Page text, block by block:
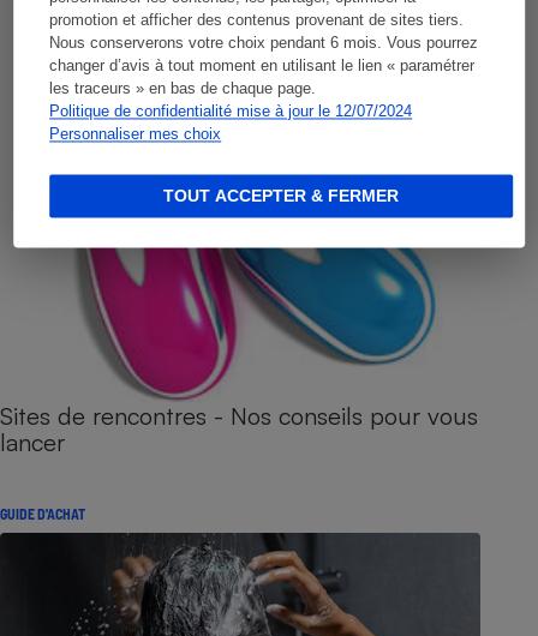
promotion et afficher des contenus provenant de sites tiers.
Nous conserverons votre choix pendant 6 mois. Vous pourrez
changer d’avis à tout moment en utilisant le lien « paramétrer
les traceurs » en bas de chaque page.
Politique de confidentialité mise à jour le 12/07/2024
Personnaliser mes choix
TOUT ACCEPTER & FERMER
Sites de rencontres - Nos conseils pour vous
lancer
GUIDE D'ACHAT